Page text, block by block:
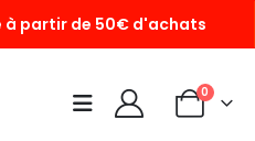
à partir de 50€ d'achats
0